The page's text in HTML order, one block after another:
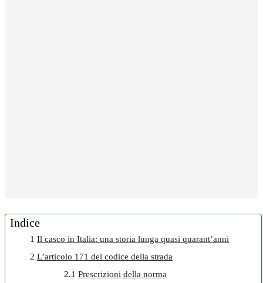
Indice
1 Il casco in Italia: una storia lunga quasi quarant’anni
2 L’articolo 171 del codice della strada
2.1 Prescrizioni della norma